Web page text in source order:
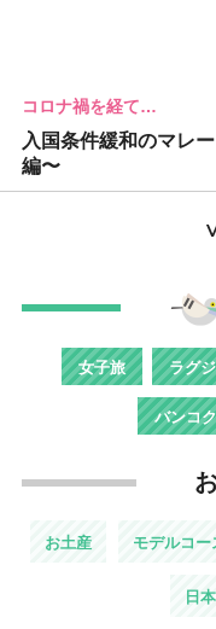
コロナ禍を経て…
入国条件緩和のマレ
編〜
女子旅 ラグ
バンコ
お土産 モデルコー
日